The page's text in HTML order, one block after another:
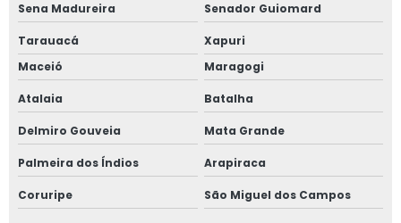
Sena Madureira Senador Guiomard
Tarauacá
Xapuri
Maceió
Maragogi
Atalaia Batalha
Delmiro Gouveia Mata Grande
Palmeira dos Índios Arapiraca
Coruripe São Miguel dos Campos